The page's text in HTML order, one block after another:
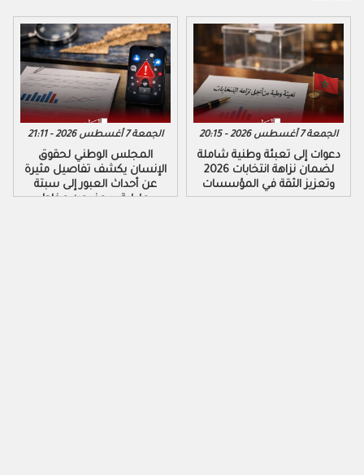
الجمعة 7 أغسطس 2026 - 21:11
المجلس الوطني لحقوق
الإنسان يكشف تفاصيل مثيرة
عن أحداث العبور إلى سبتة
ومليلية ويحذر من مخاطر
الجمعة 7 أغسطس 2026 - 20:15
دعوات إلى تعبئة وطنية شاملة
لضمان نزاهة انتخابات 2026
وتعزيز الثقة في المؤسسات